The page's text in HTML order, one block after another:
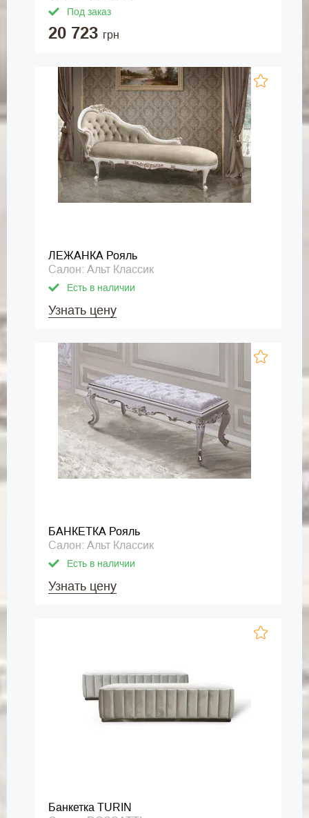
Под заказ
20 723 грн
ЛЕЖАНКА Рояль
Салон: Альт Классик
Есть в наличии
Узнать цену
БАНКЕТКА Рояль
Салон: Альт Классик
Есть в наличии
Узнать цену
Банкетка TURIN